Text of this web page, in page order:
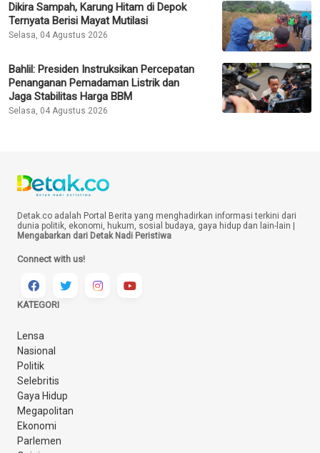
Dikira Sampah, Karung Hitam di Depok
Ternyata Berisi Mayat Mutilasi
Selasa, 04 Agustus 2026
Bahlil: Presiden Instruksikan Percepatan
Penanganan Pemadaman Listrik dan
Jaga Stabilitas Harga BBM
Selasa, 04 Agustus 2026
Detak.co adalah Portal Berita yang menghadirkan informasi terkini dari
dunia politik, ekonomi, hukum, sosial budaya, gaya hidup dan lain-lain |
Mengabarkan dari Detak Nadi Peristiwa
Connect with us!
KATEGORI
Lensa
Nasional
Politik
Selebritis
Gaya Hidup
Megapolitan
Ekonomi
Parlemen